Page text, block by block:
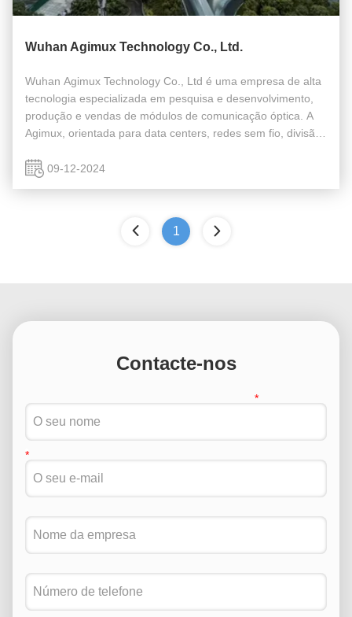
Wuhan Agimux Technology Co., Ltd.
Wuhan Agimux Technology Co., Ltd é uma empresa de alta
tecnologia especializada em pesquisa e desenvolvimento,
produção e vendas de módulos de comunicação óptica. A
Agimux, orientada para data centers, redes sem fio, divisão
rede, como aplicações ...
09-12-2024
1
Contacte-nos